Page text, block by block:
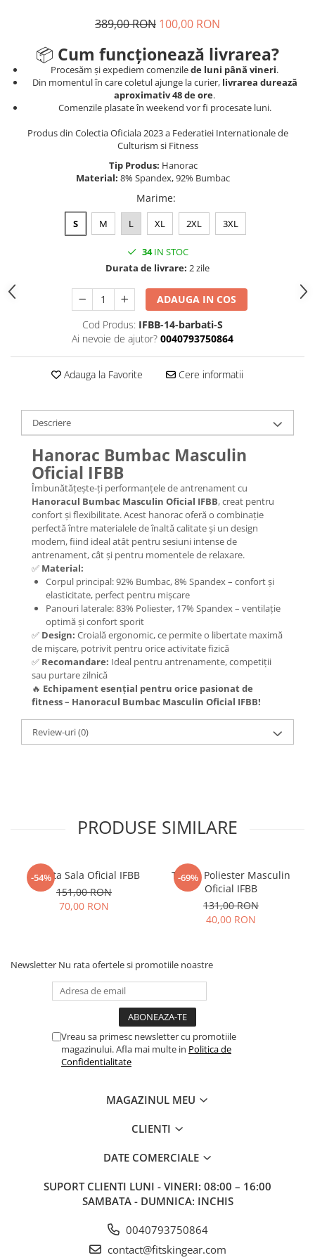
389,00 RON 100,00 RON
📦 Cum funcționează livrarea?
Procesăm și expediem comenzilede luni până vineri.
Din momentul în care coletul ajunge la curier, livrarea durează
aproximativ 48 de ore.
Comenzile plasate în weekend vor fi procesate luni.
Produs din Colectia Oficiala 2023 a Federatiei Internationale de
Culturism si Fitness
Tip Produs: Hanorac
Material: 8% Spandex, 92% Bumbac
Marime:
S M L XL 2XL 3XL
34IN STOC
Durata de livrare: 2 zile
ADAUGA IN COS
Cod Produs: IFBB-14-barbati-S
Ai nevoie de ajutor? 0040793750864
Adauga la Favorite Cere informatii
Descriere
Hanorac Bumbac Masculin
Oficial IFBB
Îmbunătățește-ți performanțele de antrenament cu
Hanoracul Bumbac Masculin Oficial IFBB, creat pentru
confort și flexibilitate. Acest hanorac oferă o combinație
perfectă între materialele de înaltă calitate și un design
modern, fiind ideal atât pentru sesiuni intense de
antrenament, cât și pentru momentele de relaxare.
✅ Material:
Corpul principal: 92% Bumbac, 8% Spandex – confort și
elasticitate, perfect pentru mișcare
Panouri laterale: 83% Poliester, 17% Spandex – ventilație
optimă și confort sporit
✅ Design: Croială ergonomic, ce permite o libertate maximă
de mișcare, potrivit pentru orice activitate fizică
✅ Recomandare: Ideal pentru antrenamente, competiții
sau purtare zilnică
🔥 Echipament esențial pentru orice pasionat de
fitness – Hanoracul Bumbac Masculin Oficial IFBB!
Review-uri(0)
PRODUSE SIMILARE
-54%
Geanta Sala Oficial IFBB
151,00 RON
70,00 RON
-69%
Tricou Poliester Masculin
Oficial IFBB
131,00 RON
40,00 RON
Newsletter Nu rata ofertele si promotiile noastre
Vreau sa primesc newsletter cu promotiile
magazinului. Afla mai multe in Politica de
Confidentialitate
MAGAZINUL MEU
CLIENTI
DATE COMERCIALE
SUPORT CLIENTI LUNI - VINERI: 08:00 – 16:00
SAMBATA - DUMNICA: INCHIS
0040793750864
contact@fitskingear.com